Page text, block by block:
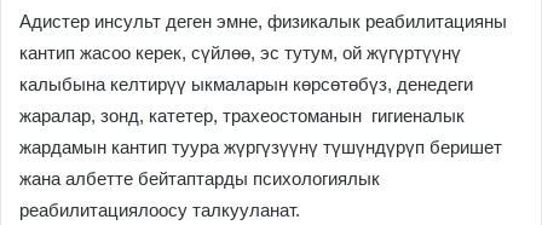
Адистер инсульт деген эмне, физикалык реабилитацияны
кантип жасоо керек, сүйлөө, эс тутум, ой жүгүртүүнү
калыбына келтирүү ыкмаларын көрсөтөбүз, денедеги
жаралар, зонд, катетер, трахеостоманын гигиеналык
жардамын кантип туура жүргүзүүнү түшүндүрүп беришет
жана албетте бейтаптарды психологиялык
реабилитациялоосу талкууланат.